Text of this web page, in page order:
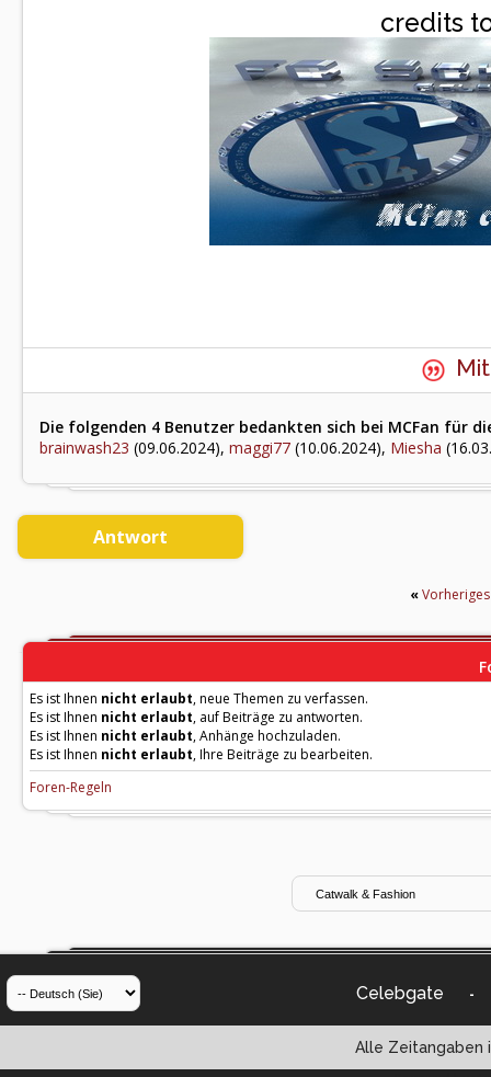
credits
Die folgenden 4 Benutzer bedankten sich bei MCFan für
brainwash23 (09.06.2024), maggi77 (10.06.2024), Miesha
Antwort
«
Es ist Ihnen nicht erlaubt, neue Themen zu verfassen.
Es ist Ihnen nicht erlaubt, auf Beiträge zu antworten.
Es ist Ihnen nicht erlaubt, Anhänge hochzuladen.
Es ist Ihnen nicht erlaubt, Ihre Beiträge zu bearbeiten.
Foren-Regeln
Celebgate -
Alle Zeitangaben